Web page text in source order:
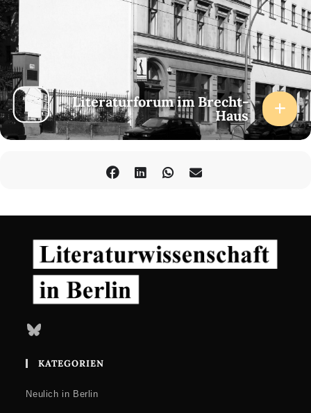
Literaturforum im Brecht-
Haus
Bluesky
KATEGORIEN
Neulich in Berlin